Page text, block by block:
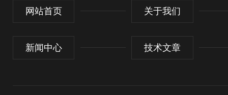
网站首页 关于我们
新闻中心 技术文章